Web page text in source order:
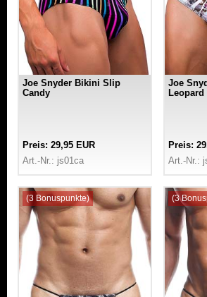
Joe Snyder Bikini Slip
Candy
Preis: 29,95 EUR
Art.-Nr.: js01ca
Joe
Leopard
Preis:
Art.-Nr.:
(3 Bonuspunkte) (3